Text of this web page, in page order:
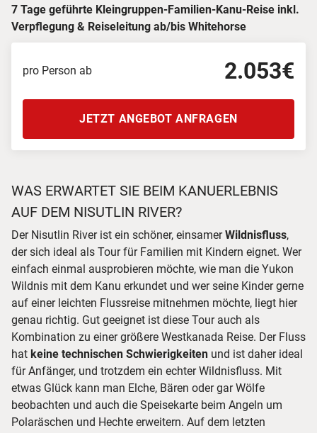
7 Tage geführte Kleingruppen-Familien-Kanu-Reise inkl.
Verpflegung & Reiseleitung ab/bis Whitehorse
pro Person ab 2.053€
JETZT ANGEBOT ANFRAGEN
WAS ERWARTET SIE BEIM KANUERLEBNIS
AUF DEM NISUTLIN RIVER?
Der Nisutlin River ist ein schöner, einsamerWildnisfluss,
der sich ideal als Tour für Familien mit Kindern eignet. Wer
einfach einmal ausprobieren möchte, wie man die Yukon
Wildnis mit dem Kanu erkundet und wer seine Kinder gerne
auf einer leichten Flussreise mitnehmen möchte, liegt hier
genau richtig. Gut geeignet ist diese Tour auch als
Kombination zu einer größere Westkanada Reise. Der Fluss
hat keine technischen Schwierigkeiten und ist daher ideal
für Anfänger, und trotzdem ein echter Wildnisfluss. Mit
etwas Glück kann man Elche, Bären oder gar Wölfe
beobachten und auch die Speisekarte beim Angeln um
Polaräschen und Hechte erweitern. Auf dem letzten